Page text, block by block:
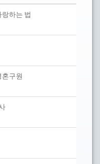
하는 법
구원